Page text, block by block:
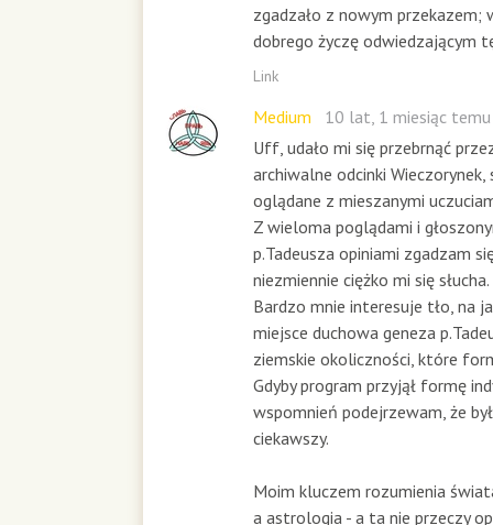
zgadzało z nowym przekazem;
dobrego życzę odwiedzającym
Link
Medium
10 lat, 1 miesiąc temu
Uff, udało mi się przebrnąć
archiwalne odcinki Wieczorynek,
oglądane z mieszanymi
Z wieloma poglądami i
p.Tadeusza opiniami zgadzam
niezmiennie ciężko mi się słucha.
Bardzo mnie interesuje tło, na
miejsce duchowa geneza
ziemskie okoliczności, które
Gdyby program przyjął formę
wspomnień podejrzewam, że
ciekawszy.
Moim kluczem rozumienia
a astrologia - a ta nie przeczy